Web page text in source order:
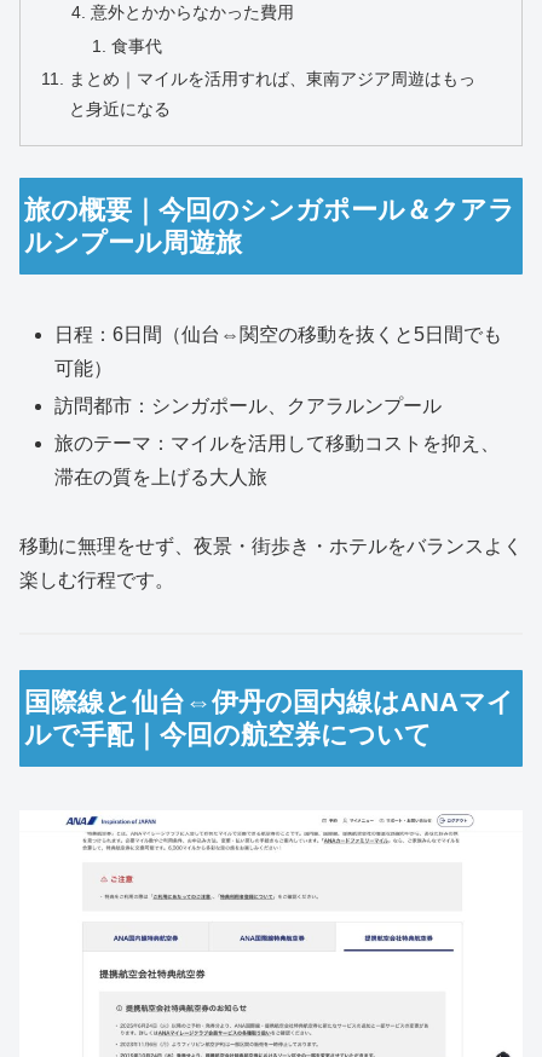
意外とかからなかった費用
食事代
まとめ｜マイルを活用すれば、東南アジア周遊はもっ
と身近になる
旅の概要｜今回のシンガポール＆クアラ
ルンプール周遊旅
日程：6日間（仙台⇔関空の移動を抜くと5日間でも
可能）
訪問都市：シンガポール、クアラルンプール
旅のテーマ：マイルを活用して移動コストを抑え、
滞在の質を上げる大人旅
移動に無理をせず、夜景・街歩き・ホテルをバランスよく
楽しむ行程です。
国際線と仙台⇔伊丹の国内線はANAマイ
ルで手配｜今回の航空券について